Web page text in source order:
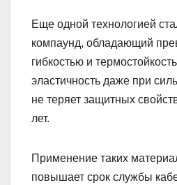
Еще одной технологией
компаунд, обладающий
гибкостью и
эластичность даже при
не теряет защитных
лет.
Применение таких
повышает срок службы